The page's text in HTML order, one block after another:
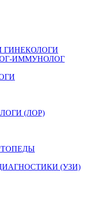
ГИНЕКОЛОГИ
ИММУНОЛОГ
(ЛОР)
(УЗИ)